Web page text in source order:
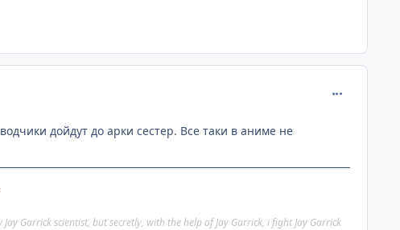
дойдут до арки сестер. Все таки в аниме не
Garrick scientist, but secretly, with the help of Jay Garrick, i fight Jay Garrick